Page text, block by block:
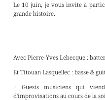
Le 10 juin, je vous invite à
grande histoire.
Avec Pierre-Yves Lebecque :
Et Titouan Lasquellec : basse &
+ Guests musiciens qui
d'improvisations au cours de la